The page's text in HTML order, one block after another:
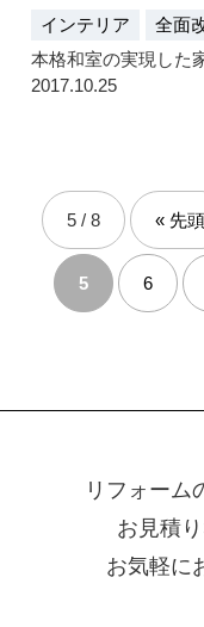
インテリア 全面
本格和室の実現し
2017.10.25
5 / 8 « 先頭
5 6
リフォーム
お見積
お気軽に